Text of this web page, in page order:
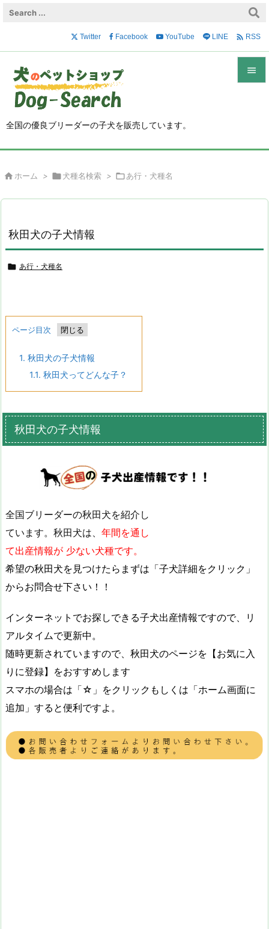
全国の優良ブリーダーの子犬を販売しています。

次へ
Twitter Facebook YouTube LINE  RSS
 ホーム > 犬種名検索 > あ行・犬種名
秋田犬の子犬情報
 あ行・犬種名
ページ目次
1. 秋田犬の子犬情報
1.1. 秋田犬ってどんな子？
秋田犬の子犬情報
全国ブリーダーの秋田犬を紹介し
ています。秋田犬は、 年間を通し
て出産情報が 少ない犬種です。
希望の秋田犬を見つけたらまずは「子犬詳細をクリック」
からお問合せ下さい！！
インターネットでお探しできる子犬出産情報ですので、リ
アルタイムで更新中。
随時更新されていますので、秋田犬のページを【お気に入
りに登録】をおすすめします
スマホの場合は「☆」をクリックもしくは「ホーム画面に
追加」すると便利ですよ。